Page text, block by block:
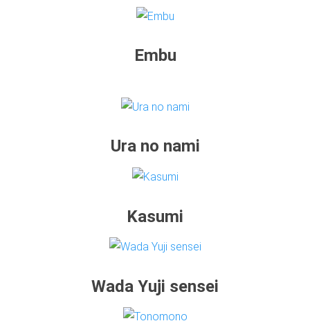
Embu
Ura no nami
Kasumi
Wada Yuji sensei